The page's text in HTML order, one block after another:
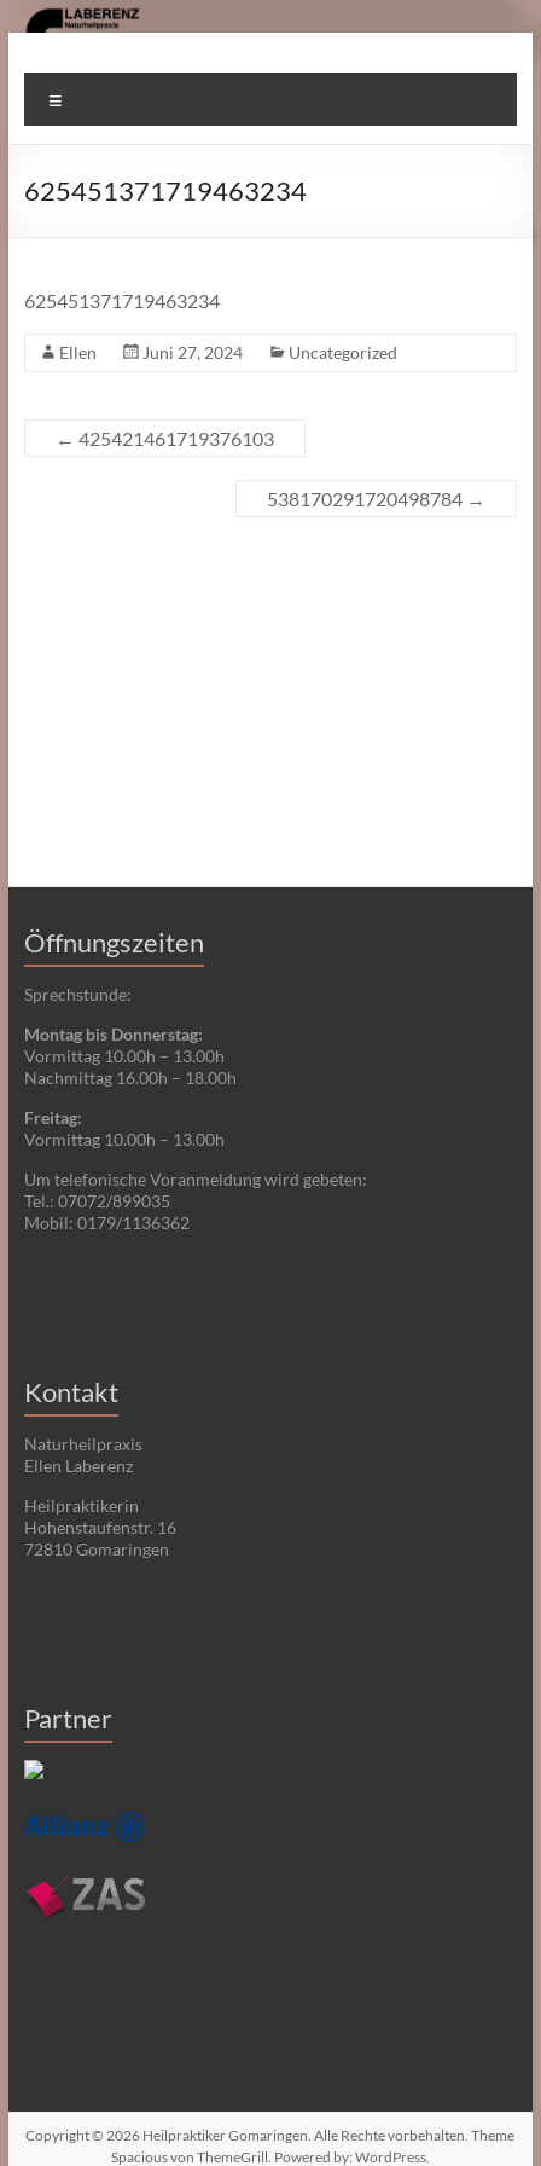
Inhalt
springen
Heilpraktiker
Gomaringen
625451371719463234
625451371719463234
Ellen Juni 27, 2024 Uncategorized
← 425421461719376103
538170291720498784 →
Öffnungszeiten
Sprechstunde:
Montag bis Donnerstag:
Vormittag 10.00h – 13.00h
Nachmittag 16.00h – 18.00h
Freitag:
Vormittag 10.00h – 13.00h
Um telefonische Voranmeldung wird gebeten:
Tel.: 07072/899035
Mobil: 0179/1136362
Kontakt
Naturheilpraxis
Ellen Laberenz
Heilpraktikerin
Hohenstaufenstr. 16
72810 Gomaringen
Partner
Copyright © 2026 Heilpraktiker Gomaringen. Alle Rechte vorbehalten. Theme
Spaciousvon ThemeGrill. Powered by: WordPress.